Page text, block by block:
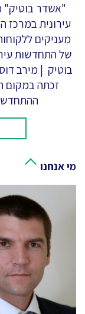
עירונית במרכז
מעניקים
של התחדשות
זכתה במקום
מי אנחנו